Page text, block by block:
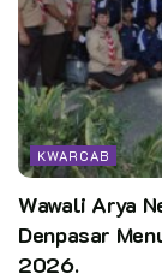
KWARCAB
Wawali Arya
Denpasar
2026.